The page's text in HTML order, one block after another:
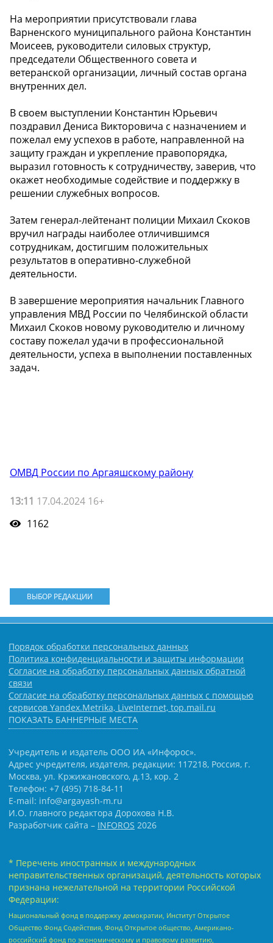
На мероприятии присутствовали глава
Варненского муниципального района Константин
Моисеев, руководители силовых структур,
председатели Общественного совета и
ветеранской организации, личный состав органа
внутренних дел.
В своем выступлении Константин Юрьевич
поздравил Дениса Викторовича с назначением и
пожелал ему успехов в работе, направленной на
защиту граждан и укрепление правопорядка,
выразил готовность к сотрудничеству, заверив, что
окажет необходимые содействие и поддержку в
решении служебных вопросов.
Затем генерал-лейтенант полиции Михаил Скоков
вручил награды наиболее отличившимся
сотрудникам, достигшим положительных
результатов в оперативно-служебной
деятельности.
В завершение мероприятия начальник Главного
управления МВД России по Челябинской области
Михаил Скоков новому руководителю и личному
составу пожелал удачи в профессиональной
деятельности, успеха в выполнении поставленных
задач.
ОМВД России по Аргаяшскому району
13:11 17.04.2024 16+
1162
ВЫБОР РЕДАКЦИИ
Порядок обработки персональных данных
Политика конфиденциальности и защиты информации
Согласие на обработку персональных данных обратной
связи
Согласие на обработку персональных данных с помощью
сервисов Yandex.Metrika, LiveInternet, top.mail.ru
ПОКАЗАТЬ БАННЕРНЫЕ МЕСТА
Учредитель и издатель ООО ИА «Инфорос».
Адрес учредителя, издателя, редакции: 117218, Россия, г.
Москва, ул. Кржижановского, д.13, кор. 2
Телефон: +7 (495) 718-84-11
E-mail: info@argayash-m.ru
И.О. главного редактора Дорохова Н.В.
Разработчик сайта – INFOROS 2026
* Перечень иностранных и международных
неправительственных организаций, деятельность которых
признана нежелательной на территории Российской
Федерации:
Национальный фонд в поддержку демократии, Институт Открытое
Общество Фонд Содействия, Фонд Открытое общество, Американо-
российский фонд по экономическому и правовому развитию,